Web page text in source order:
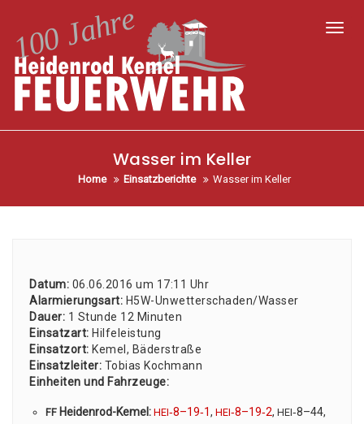
Wasser im Keller
Home Einsatzberichte Wasser im Keller
Datum: 06.06.2016 um 17:11 Uhr
Alar­mie­rungs­art: H5W-Unwet­ter­scha­den/­Was­ser
Dau­er: 1 Stun­de 12 Minu­ten
Ein­satz­art: Hil­fe­leis­tung
Ein­satz­ort: Kemel, Bäder­stra­ße
Ein­satz­lei­ter: Tobi­as Koch­mann
Ein­hei­ten und Fahr­zeu­ge:
FF Hei­den­rod-Kemel: HEI‑8–19‑1, HEI‑8–19‑2, HEI‑8–44,